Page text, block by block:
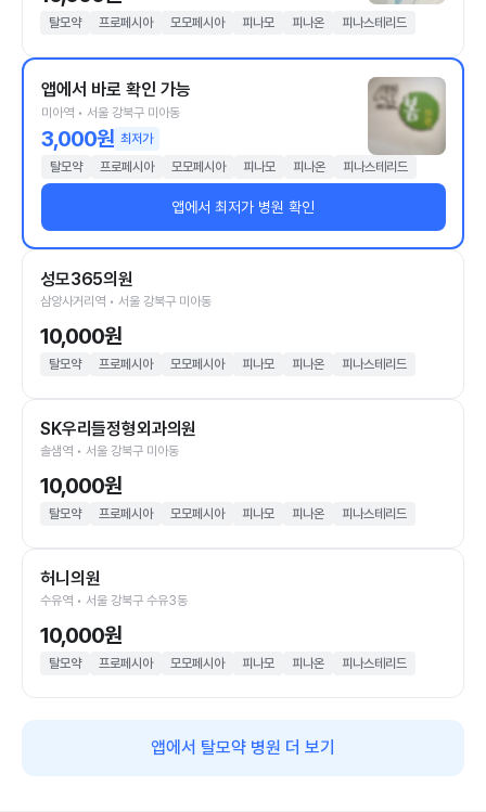
탈모약 프로페시아 모모페시아 피나모 피나온 피나스테리드
앱에서 바로 확인 가능
미아역 • 서울 강북구 미아동
3,000원 최저가
탈모약
프로페시아 모모페시아 피나모 피나온 피나스테리드
앱에서 최저가 병원 확인
성모365의원
삼양사거리역 • 서울 강북구 미아동
10,000원
탈모약 프로페시아 모모페시아 피나모 피나온 피나스테리드
SK우리들정형외과의원
솔샘역 • 서울 강북구 미아동
10,000원
탈모약 프로페시아 모모페시아 피나모 피나온 피나스테리드
허니의원
수유역 • 서울 강북구 수유3동
10,000원
탈모약 프로페시아 모모페시아 피나모 피나온 피나스테리드
앱에서 탈모약 병원 더 보기